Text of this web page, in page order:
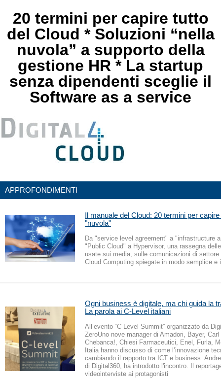
20 termini per capire tutto
del Cloud * Soluzioni “nella
nuvola” a supporto della
gestione HR * La startup
senza dipendenti sceglie il
Software as a service
APPROFONDIMENTI
Il manuale del Cloud: 20 termini per
"nuvola"
Da "service level agreement" a "infrastructure
"Public Cloud" a Hypervisor, una rassegna
usate sui media, sulle comunicazioni di
Cloud Computing spiegate in modo semplice e
Ogni business è digitale, ma chi guida la
La parola ai C-Level italiani
All’evento “C-Level Summit” organizzato da
ZeroUno nove manager di Amadori, Bayer,
Chebanca!, Chiesi Farmaceutici, Enel, Furla,
Italia hanno discusso di come l’innovazione
cambiando il rapporto tra ICT e business.
di Digital360, ha introdotto l'incontro. Il
videointerviste ai protagonisti